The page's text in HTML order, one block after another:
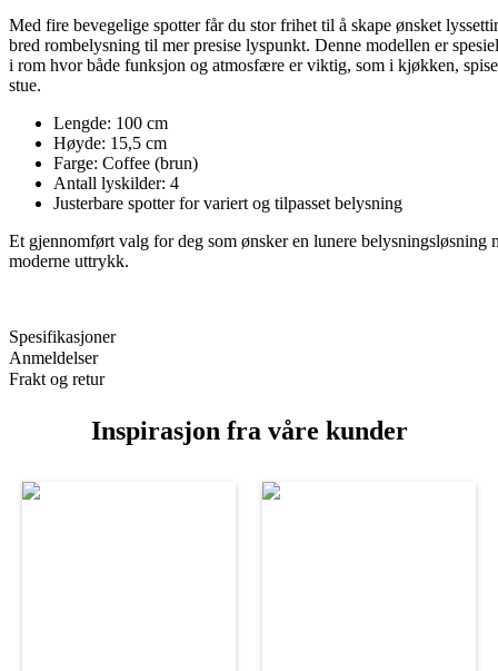
Med fire bevegelige spotter får du stor frihet til å skape ønsket
bred rombelysning til mer presise lyspunkt. Denne modellen er
i rom hvor både funksjon og atmosfære er viktig, som i kjøkken,
stue.
Lengde: 100 cm
Høyde: 15,5 cm
Farge: Coffee (brun)
Antall lyskilder: 4
Justerbare spotter for variert og tilpasset belysning
Et gjennomført valg for deg som ønsker en lunere belysningsløsning
moderne uttrykk.
Spesifikasjoner
Anmeldelser
Frakt og retur
Inspirasjon fra våre kunder